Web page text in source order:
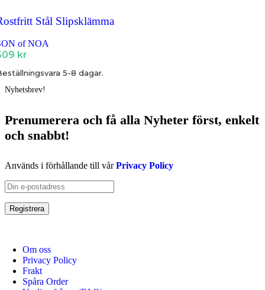
Stål Slipsklämma
of NOA
kr
5-8 dagar.
Nyhetsbrev!
Prenumerera och få alla Nyheter först, enkelt
och snabbt!
Används i förhållande till vårPrivacy Policy
Om oss
Privacy Policy
Frakt
Spåra Order